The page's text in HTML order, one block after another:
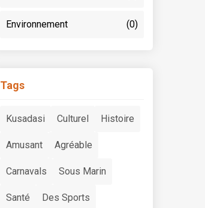
Environnement (0)
Tags
Kusadasi Culturel Histoire
Amusant Agréable
Carnavals Sous Marin
Santé Des Sports